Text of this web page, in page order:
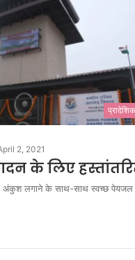
प्रादेशिक
2, 2021
के लिए
अंकुश लगाने के साथ-साथ स्वच्छ पेयजल